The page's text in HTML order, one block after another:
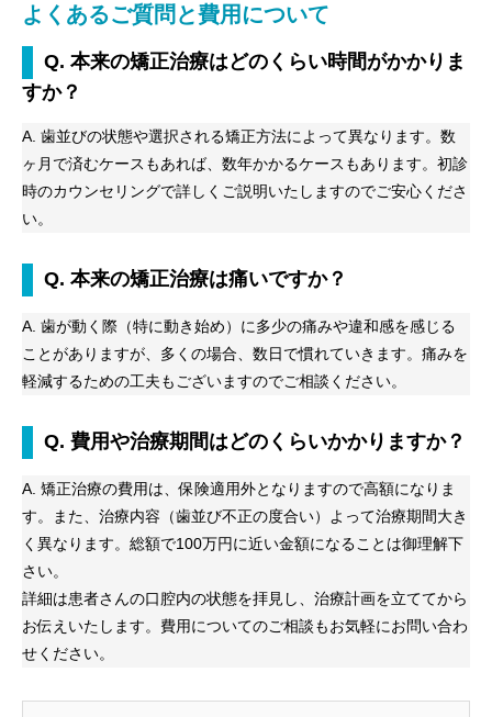
よくあるご質問と費用について
Q. 本来の矯正治療はどのくらい時間がかかりま
すか？
A. 歯並びの状態や選択される矯正方法によって異なります。数
ヶ月で済むケースもあれば、数年かかるケースもあります。初診
時のカウンセリングで詳しくご説明いたしますのでご安心くださ
い。
Q. 本来の矯正治療は痛いですか？
A. 歯が動く際（特に動き始め）に多少の痛みや違和感を感じる
ことがありますが、多くの場合、数日で慣れていきます。痛みを
軽減するための工夫もございますのでご相談ください。
Q. 費用や治療期間はどのくらいかかりますか？
A. 矯正治療の費用は、保険適用外となりますので高額になりま
す。また、治療内容（歯並び不正の度合い）よって治療期間大き
く異なります。総額で100万円に近い金額になることは御理解下
さい。
詳細は患者さんの口腔内の状態を拝見し、治療計画を立ててから
お伝えいたします。費用についてのご相談もお気軽にお問い合わ
せください。